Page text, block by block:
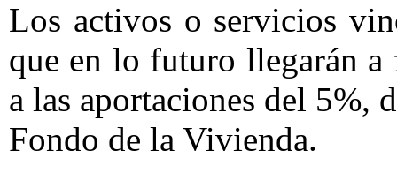
Los activos o servicios
que en lo futuro llegarán a
a las aportaciones del 5%,
Fondo de la Vivienda.